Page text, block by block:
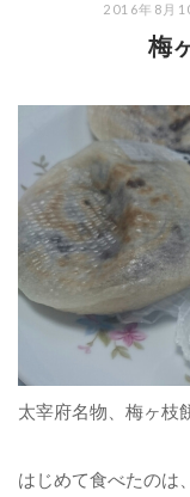
2016年8月
梅
太宰府名物、梅ヶ枝
はじめて食べたのは